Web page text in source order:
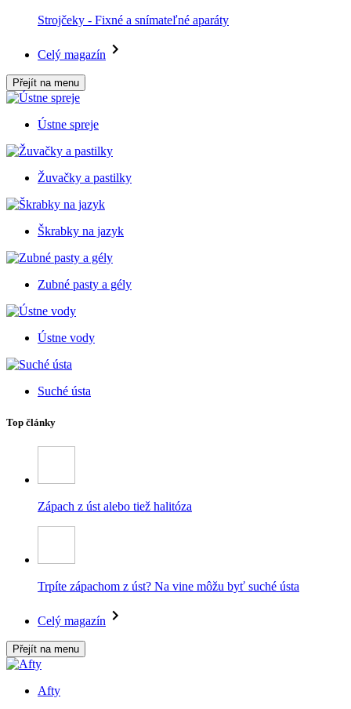
Strojčeky - Fixné a snímateľné aparáty
Celý magazín
Přejít na menu
Ústne spreje
Žuvačky a pastilky
Škrabky na jazyk
Zubné pasty a gély
Ústne vody
Suché ústa
Top články
Zápach z úst alebo tiež halitóza
Trpíte zápachom z úst? Na vine môžu byť suché ústa
Celý magazín
Přejít na menu
Afty